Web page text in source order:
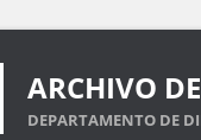
ARCHIVO
DEPARTAMENTO DE